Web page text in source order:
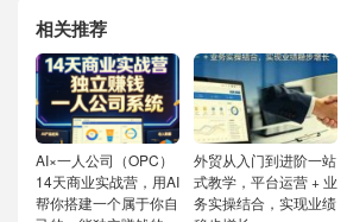
相关推荐
AI×一人公司（OPC）
14天商业实战营，用AI
帮你搭建一个属于你自
外贸从入门到进阶一站
式教学，平台运营 + 业
务实操结合，实现业绩